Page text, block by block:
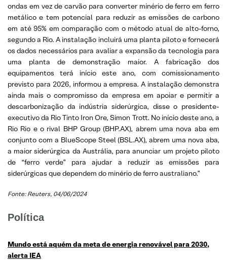
ondas em vez de carvão para converter minério de ferro em ferro
metálico e tem potencial para reduzir as emissões de carbono
em até 95% em comparação com o método atual de alto-forno,
segundo a Rio. A instalação incluirá uma planta piloto e fornecerá
os dados necessários para avaliar a expansão da tecnologia para
uma planta de demonstração maior. A fabricação dos
equipamentos terá início este ano, com comissionamento
previsto para 2026, informou a empresa. A instalação demonstra
ainda mais o compromisso da empresa em apoiar e permitir a
descarbonização da indústria siderúrgica, disse o presidente-
executivo da Rio Tinto Iron Ore, Simon Trott. No início deste ano, a
Rio Rio e o rival BHP Group (BHP.AX), abrem uma nova aba em
conjunto com a BlueScope Steel (BSL.AX), abrem uma nova aba,
a maior siderúrgica da Austrália, para anunciar um projeto piloto
de “ferro verde” para ajudar a reduzir as emissões para
siderúrgicas que dependem do minério de ferro australiano.”
Fonte: Reuters, 04/06/2024
Política
Mundo está aquém da meta de energia renovável para 2030,
alerta IEA